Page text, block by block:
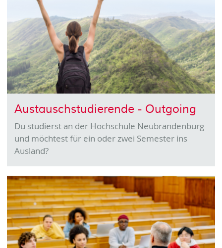
Austauschstudierende - Outgoing
Du studierst an der Hochschule Neubrandenburg
und möchtest für ein oder zwei Semester ins
Ausland?